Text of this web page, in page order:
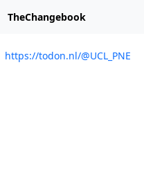
TheChangebook
https://todon.nl/@UCL_PNE